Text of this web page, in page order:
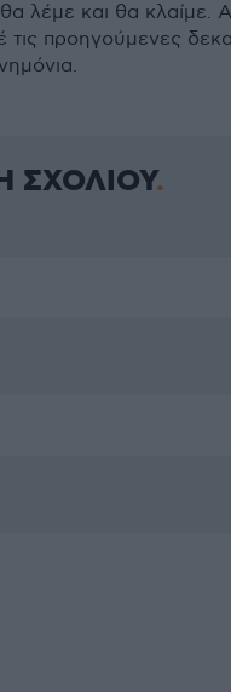
λέμε και θα κλαίμε.
τις προηγούμενες
ΣΧΟΛΙΟΥ